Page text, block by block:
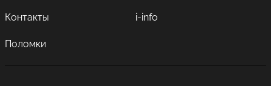
Контакты i-info
Поломки